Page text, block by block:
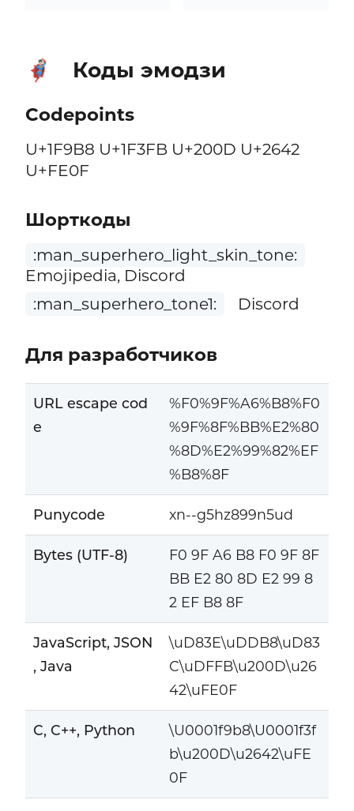
🦸🏻‍♂️ Коды эмодзи
Codepoints
U+1F9B8 U+1F3FB U+200D U+2642
U+FE0F
Шорткоды
:man_superhero_light_skin_tone:
Emojipedia, Discord
:man_superhero_tone1:
Discord
Для разработчиков
URL escape cod
e
%F0%9F%A6%B8%F0
%9F%8F%BB%E2%80
%8D%E2%99%82%EF
%B8%8F
Punycode xn--g5hz899n5ud
Bytes (UTF-8)
F0 9F A6 B8 F0 9F 8F
BB E2 80 8D E2 99 8
2 EF B8 8F
JavaScript, JSON
, Java
\uD83E\uDDB8\uD83
C\uDFFB\u200D\u26
42\uFE0F
C, C++, Python
\U0001f9b8\U0001f3f
b\u200D\u2642\uFE
0F